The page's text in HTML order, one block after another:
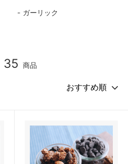
ガーリック
35 商品